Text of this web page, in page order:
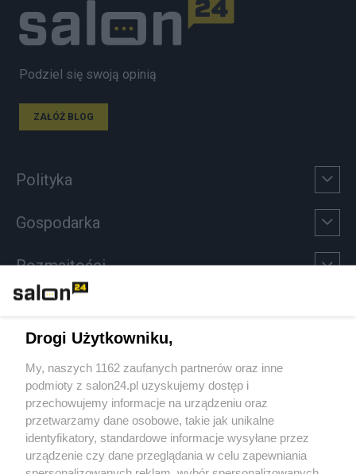
Podziel się swoją opinią
ZAŁÓŻ BLOG
Polityka
Gospodarka
Rozmaitości
Sport
Społeczeństwo
Kultura
Drogi Użytkowniku,
My, naszych 1162 zaufanych partnerów oraz inne
podmioty z salon24.pl uzyskujemy dostęp i
przechowujemy informacje na urządzeniu oraz
przetwarzamy dane osobowe, takie jak unikalne
identyfikatory, standardowe informacje wysyłane przez
urządzenie czy dane przeglądania w celu zapewniania